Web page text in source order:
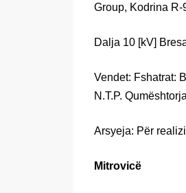
Group, Kodrina R-
Dalja 10 [kV]
Vendet: Fshatrat:
N.T.P.
Arsyeja: Për
Mitrovicë